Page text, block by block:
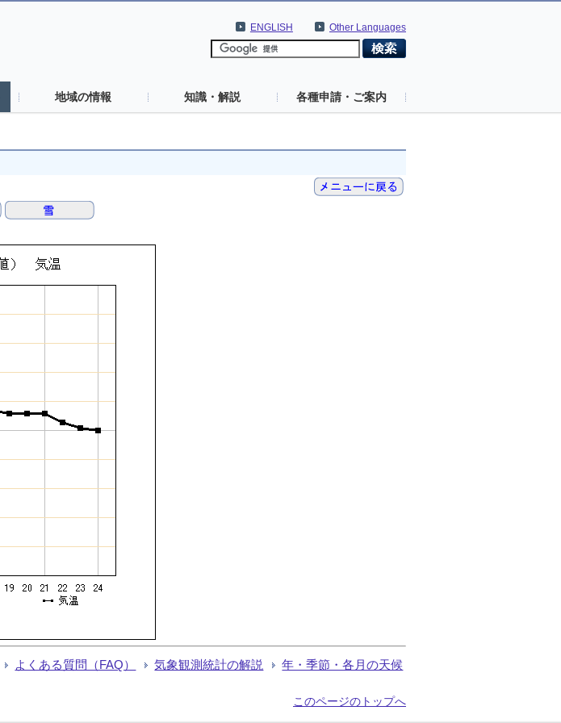
Other Languages
ENGLISH
地域の情報 知識・解説 各種申請・ご案内
よくある質問（FAQ） 気象観測統計の解説 年・季節・各月の天候
このページのトップへ